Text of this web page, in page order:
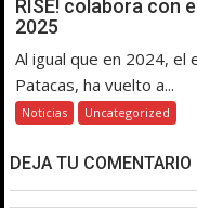
RISE! colabora con
2025
Al igual que en 2024, el
Patacas, ha vuelto a...
Noticias Uncategorized
DEJA TU COMENTARIO